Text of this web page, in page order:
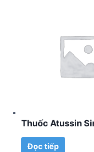
Thuốc Atussin
Đọc tiếp